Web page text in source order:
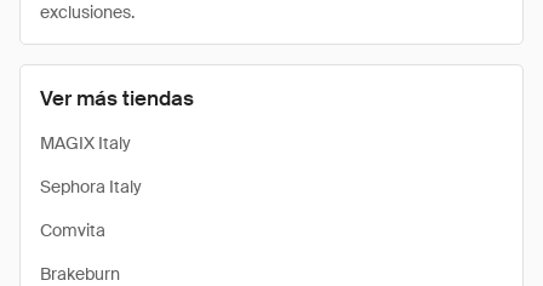
Ver más tiendas
MAGIX Italy
Sephora Italy
Comvita
Brakeburn
exclusiones.